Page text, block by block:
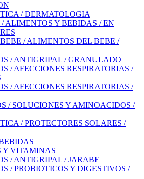
/ DERMATOLOGIA
ALIMENTOS Y BEBIDAS / EN
/ ALIMENTOS DEL BEBE /
/ ANTIGRIPAL / GRANULADO
/ AFECCIONES RESPIRATORIAS /
/ AFECCIONES RESPIRATORIAS /
/ SOLUCIONES Y AMINOACIDOS /
/ PROTECTORES SOLARES /
Y VITAMINAS
/ ANTIGRIPAL / JARABE
/ PROBIOTICOS Y DIGESTIVOS /